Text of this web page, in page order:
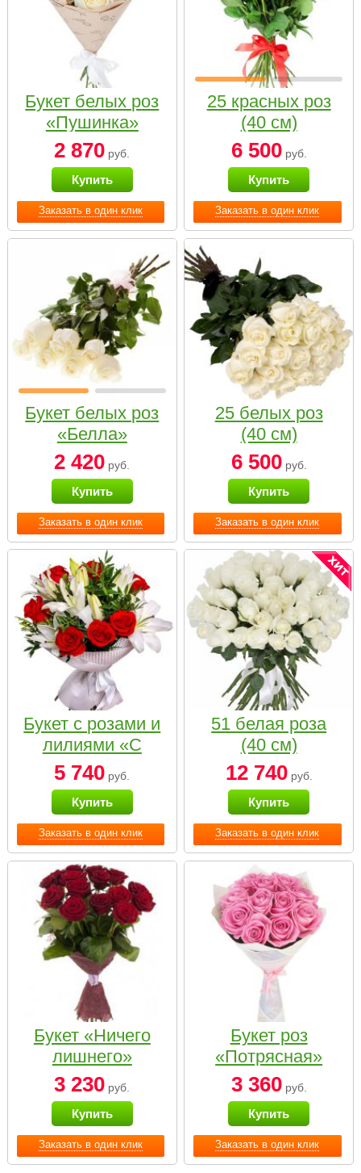
Заказать в один клик
Букет белых роз
«Пушинка»
2 870 руб.
Купить
Заказать в один клик
25 красных роз
(40 см)
6 500руб.
Купить
Заказать в один клик
Букет белых роз
«Белла»
2 420 руб.
Купить
Заказать в один клик
25 белых роз
(40 см)
6 500руб.
Купить
Заказать в один клик
Букет с розами и
лилиями «С
наилучшими
пожеланиями»
5 740 руб.
Купить
Заказать в один клик
51 белая роза
(40 см)
12 740руб.
Купить
Заказать в один клик
Букет «Ничего
лишнего»
3 230 руб.
Купить
Заказать в один клик
Букет роз
«Потрясная»
3 360руб.
Купить